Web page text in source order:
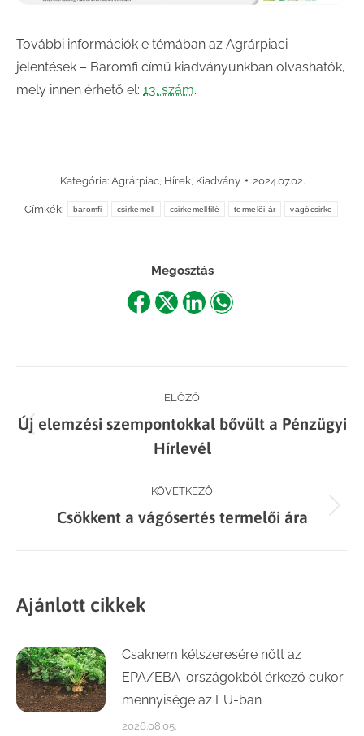
További információk e témában az Agrárpiaci
jelentések – Baromfi című kiadványunkban olvashatók,
mely innen érhető el: 13. szám.
Kategória: Agrárpiac, Hírek, Kiadvány 2024.07.02.
Címkék: baromfi csirkemell csirkemellfilé termelői ár vágócsirke
Megosztás
ShareShareShareShare
navigation
ELŐZŐ
Previous
post:
Új elemzési szempontokkal bővült a Pénzügyi
Hírlevél
KÖVETKEZŐ
Next
Csökkent a vágósertés termelői ára
Ajánlott cikkek
Csaknem kétszeresére nőtt az
EPA/EBA-országokból érkező cukor
mennyisége az EU-ban
2026.08.05.